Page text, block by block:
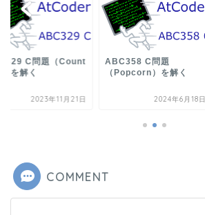
C問題（Count
を解く
2023年11月21日
ABC358 C問題
（Popcorn）を解く
2024年6月18日
COMMENT